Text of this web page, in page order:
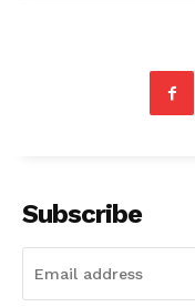
Subscribe